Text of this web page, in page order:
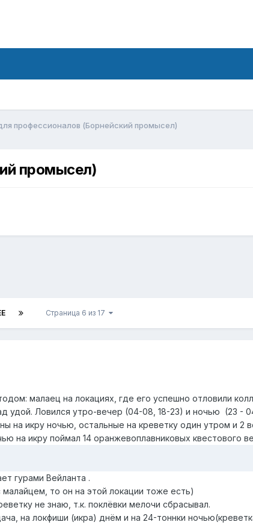
профессионалов (Борнейский промысел)
промысел)
Страница 6 из 17
малаец на локациях, где его успешно отловили
удой. Ловился утро-вечер (04-08, 18-23) и ночью (23 -
на икру ночью, остальные на креветку один утром и 2
на икру поймал 14 оранжевоплавниковых квестового
гурами Вейланта .
то он на этой локации тоже есть)
не знаю, т.к. поклёвки мелочи сбрасывал.
на локфиши (икра) днём и на 24-тоннки